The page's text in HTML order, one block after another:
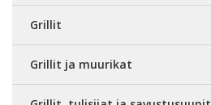
Grillit
Grillit ja muurikat